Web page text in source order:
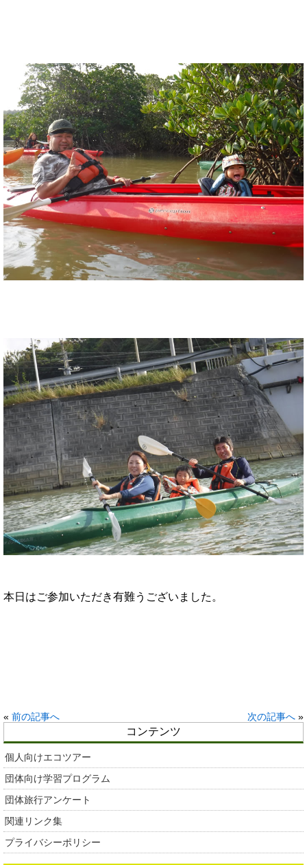
本日はご参加いただき有難うございました。
« 前の記事へ 次の記事へ »
コンテンツ
個人向けエコツアー
団体向け学習プログラム
団体旅行アンケート
関連リンク集
プライバシーポリシー